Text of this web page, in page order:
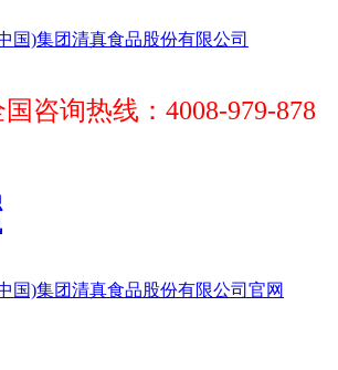
国咨询热线：4008-979-878